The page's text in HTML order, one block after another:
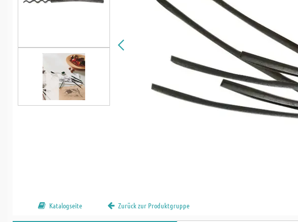
Katalogseite Zurück zur Produktgruppe